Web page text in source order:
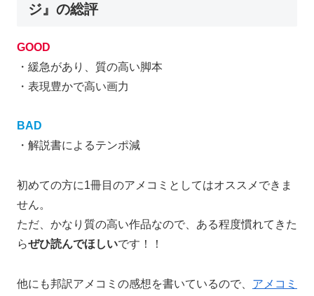
ジ』の総評
GOOD
・緩急があり、質の高い脚本
・表現豊かで高い画力
BAD
・解説書によるテンポ減
初めての方に1冊目のアメコミとしてはオススメできま
せん。
ただ、かなり質の高い作品なので、ある程度慣れてきた
らぜひ読んでほしいです！！
他にも邦訳アメコミの感想を書いているので、 アメコミ